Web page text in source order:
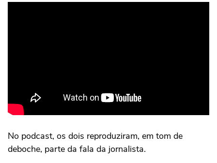
No podcast, os dois reproduziram, em tom de
deboche, parte da fala da jornalista.